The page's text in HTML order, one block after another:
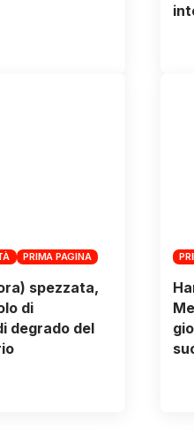
PRIMA PAGINA
spezzata,
di
degrado del